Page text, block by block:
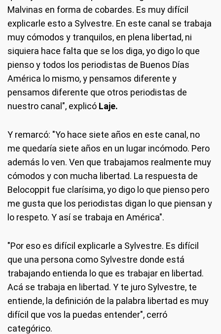
Malvinas en forma de cobardes. Es muy difícil
explicarle esto a Sylvestre. En este canal se trabaja
muy cómodos y tranquilos, en plena libertad, ni
siquiera hace falta que se los diga, yo digo lo que
pienso y todos los periodistas de Buenos Días
América lo mismo, y pensamos diferente y
pensamos diferente que otros periodistas de
nuestro canal", explicó Laje.
Y remarcó: "Yo hace siete años en este canal, no
me quedaría siete años en un lugar incómodo. Pero
además lo ven. Ven que trabajamos realmente muy
cómodos y con mucha libertad. La respuesta de
Belocoppit fue clarísima, yo digo lo que pienso pero
me gusta que los periodistas digan lo que piensan y
lo respeto. Y así se trabaja en América".
"Por eso es difícil explicarle a Sylvestre. Es difícil
que una persona como Sylvestre donde está
trabajando entienda lo que es trabajar en libertad.
Acá se trabaja en libertad. Y te juro Sylvestre, te
entiende, la definición de la palabra libertad es muy
difícil que vos la puedas entender", cerró
categórico.